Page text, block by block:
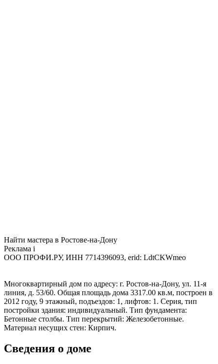
Найти мастера в Ростове-на-Дону
Реклама i
ООО ПРОФИ.РУ, ИНН 7714396093, erid: LdtCKWmeo
Многоквартирный дом по адресу: г. Ростов-на-Дону, ул. 11-я
линия, д. 53/60. Общая площадь дома 3317.00 кв.м, построен в
2012 году, 9 этажный, подъездов: 1, лифтов: 1. Серия, тип
постройки здания: индивидуальный. Тип фундамента:
Бетонные столбы. Тип перекрытий: Железобетонные.
Материал несущих стен: Кирпич.
Сведения о доме